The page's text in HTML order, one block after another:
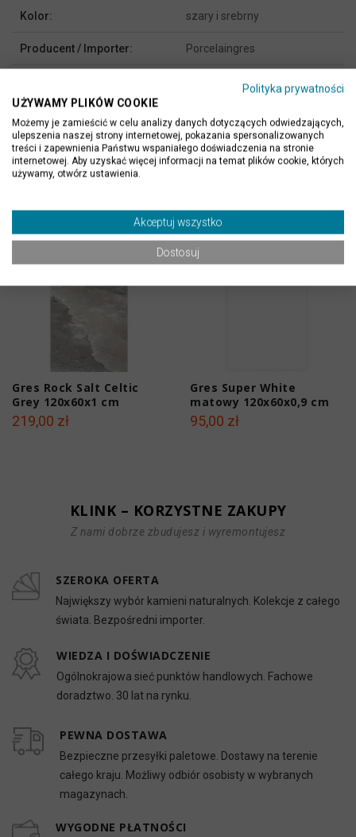
Kolor: szary i srebrny
Producent / Importer: Porcelaingres
PRODUKTY ALTERNATYWNE
Gres Rock Salt Celtic
Grey 120x60x1 cm
219,00 zł
Gres Super White
matowy 120x60x0,9 cm
95,00 zł
KLINK – KORZYSTNE ZAKUPY
Z nami dobrze zbudujesz i wyremontujesz
SZEROKA OFERTA
Największy wybór kamieni naturalnych. Kolekcje z całego
świata. Bezpośredni importer.
WIEDZA I DOŚWIADCZENIE
Ogólnokrajowa sieć punktów handlowych. Fachowe
doradztwo. 30 lat na rynku.
PEWNA DOSTAWA
Bezpieczne przesyłki paletowe. Dostawy na terenie
całego kraju. Możliwy odbiór osobisty w wybranych
magazynach.
WYGODNE PŁATNOŚCI
Polityka prywatności
UŻYWAMY PLIKÓW COOKIE
Możemy je zamieścić w celu analizy danych dotyczących odwiedzających,
ulepszenia naszej strony internetowej, pokazania spersonalizowanych
treści i zapewnienia Państwu wspaniałego doświadczenia na stronie
internetowej. Aby uzyskać więcej informacji na temat plików cookie, których
używamy, otwórz ustawienia.
Akceptuj wszystko
Dostosuj